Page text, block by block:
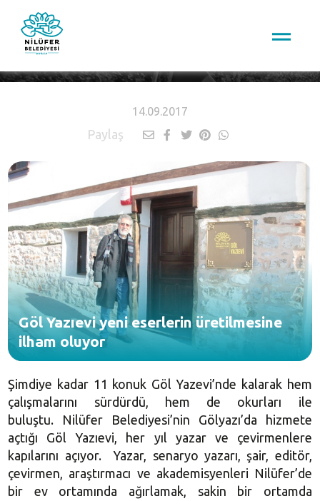
14.09.2017
Paylaş
Göl Yazıevi yeni eserlerin üretilmesine
ilham oluyor
Şimdiye kadar 11 konuk Göl Yazevi’nde kalarak hem
çalışmalarını sürdürdü, hem de okurları ile
buluştu. Nilüfer Belediyesi’nin Gölyazı’da hizmete
açtığı Göl Yazıevi, her yıl yazar ve çevirmenlere
kapılarını açıyor. Yazar, senaryo yazarı, şair, editör,
çevirmen, araştırmacı ve akademisyenleri Nilüfer’de
bir ev ortamında ağırlamak, sakin bir ortamda